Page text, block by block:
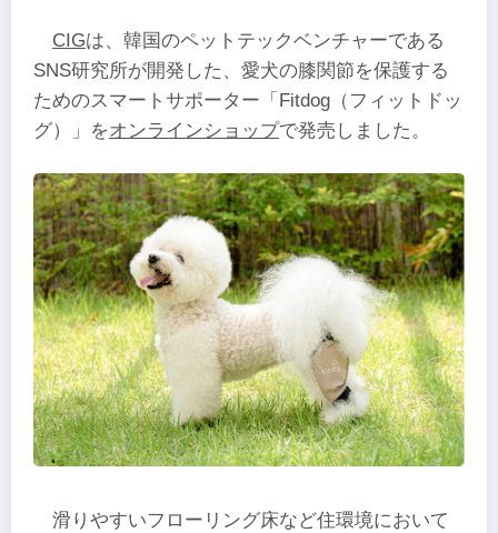
CIGは、韓国のペットテックベンチャーである
SNS研究所が開発した、愛犬の膝関節を保護する
ためのスマートサポーター「Fitdog（フィットドッ
グ）」をオンラインショップで発売しました。
滑りやすいフローリング床など住環境において